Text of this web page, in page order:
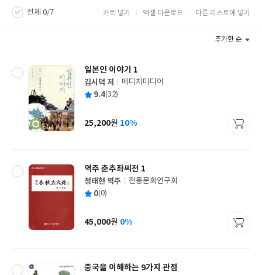
전체 0/7 카트 넣기 엑셀 다운로드 다른 리스트에 넣기
추가한 순
일본인 이야기 1
글
쓴
김시덕 저
출
사
메디치미디어
평 9.4(32)
가
25,200원 10%
역주 춘추좌씨전 1
글
쓴
정태현 역주
출
사
전통문화연구회
평 0(0)
가
45,000원 0%
중국을 이해하는 9가지 관점